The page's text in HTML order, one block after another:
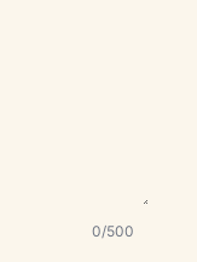
0/500